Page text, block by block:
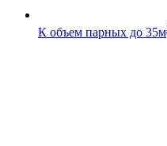
К объем парных до 35м